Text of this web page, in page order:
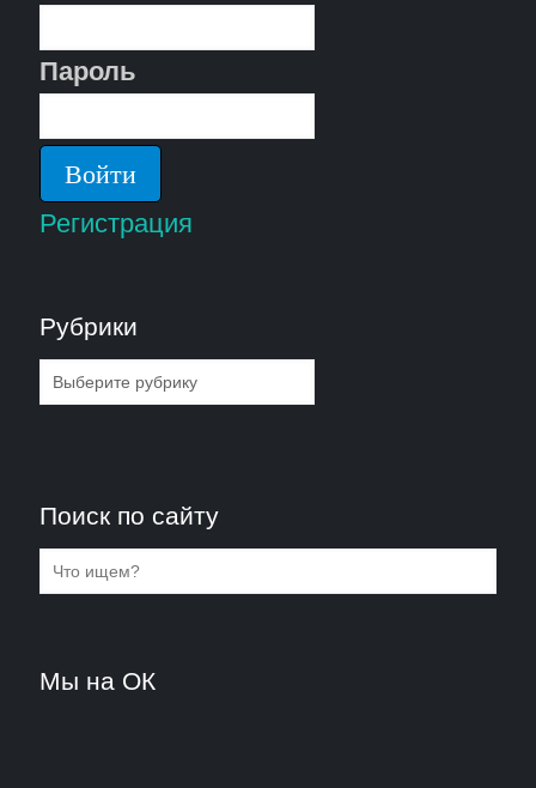
Пароль
Регистрация
Рубрики
Рубрики
Поиск по сайту
Мы на ОК